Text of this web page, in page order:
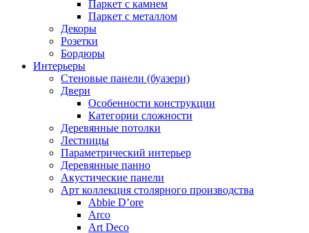
Паркет с камнем
Паркет с металлом
Декоры
Розетки
Бордюры
Интерьеры
Стеновые панели (буазери)
Двери
Особенности конструкции
Категории сложности
Деревянные потолки
Лестницы
Параметрический интерьер
Деревянные панно
Акустические панели
Арт коллекция столярного производства
Abbie D’ore
Arco
Art Deco